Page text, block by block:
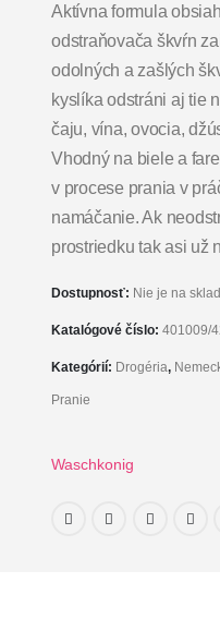
Aktívna formula
odstraňovača škvŕn
odolných a zašlých
kyslíka odstráni aj tie
čaju, vína, ovocia,
Vhodný na biele a
v procese prania v
namáčanie. Ak
prostriedku tak asi už
Dostupnosť: Nie je na
Katalógové číslo: 401009/
Kategórií: Drogéria,
Pranie
Waschkonig